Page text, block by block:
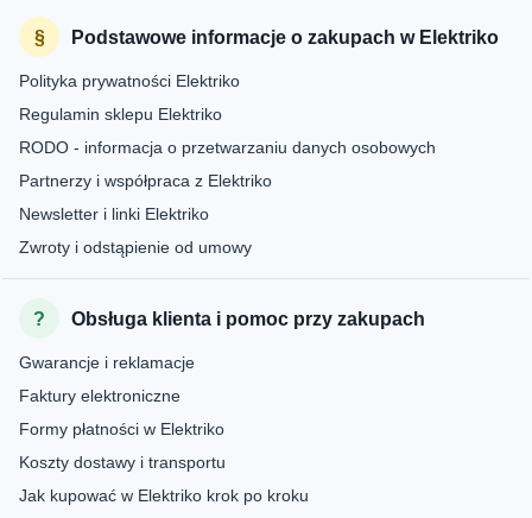
Podstawowe informacje o zakupach w Elektriko
Polityka prywatności Elektriko
Regulamin sklepu Elektriko
RODO - informacja o przetwarzaniu danych osobowych
Partnerzy i współpraca z Elektriko
Newsletter i linki Elektriko
Zwroty i odstąpienie od umowy
Obsługa klienta i pomoc przy zakupach
Gwarancje i reklamacje
Faktury elektroniczne
Formy płatności w Elektriko
Koszty dostawy i transportu
Jak kupować w Elektriko krok po kroku